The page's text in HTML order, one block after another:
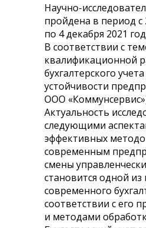
Научно-
пройдена в период с
по 4 декабря 2021
В соответствии с
квалификационной
бухгалтерского
устойчивости
ООО
Актуальность
следующими
эффективных
современным
смены
становится одной
современного
соответствии с его
и методами